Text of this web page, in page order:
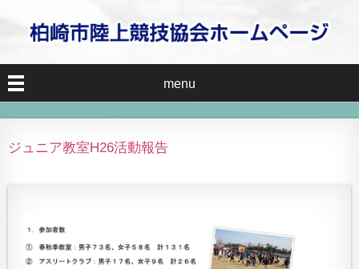
menu
ジュニア教室H26活動報告